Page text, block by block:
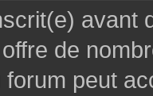
avant
de
forum peut